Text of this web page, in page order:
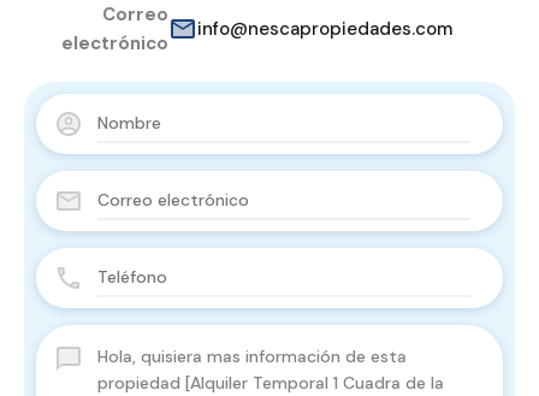
Correo
electrónico
info@nescapropiedades.com